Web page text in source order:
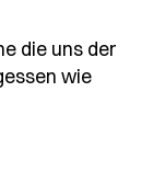
die uns der
wie